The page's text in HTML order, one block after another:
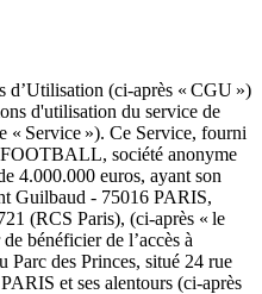
d’Utilisation (ci-après « CGU »)
d'utilisation du service de
« Service »). Ce Service, fourni
société anonyme
4.000.000 euros, ayant son
Guilbaud - 75016 PARIS,
(RCS Paris), (ci-après « le
bénéficier de l’accès à
Parc des Princes, situé 24 rue
et ses alentours (ci-après